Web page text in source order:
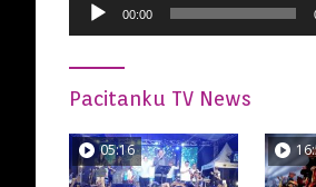
00:00
Pacitanku TV News
05:16